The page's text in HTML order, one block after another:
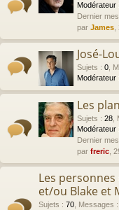
Modérateur :
Dernier
par James
José-
Sujets : 0
Modérateur :
Les
Sujets : 28
Modérateur :
Dernier
par freric ,
Les personnes
et/ou Blake et
Sujets : 70 Messages :